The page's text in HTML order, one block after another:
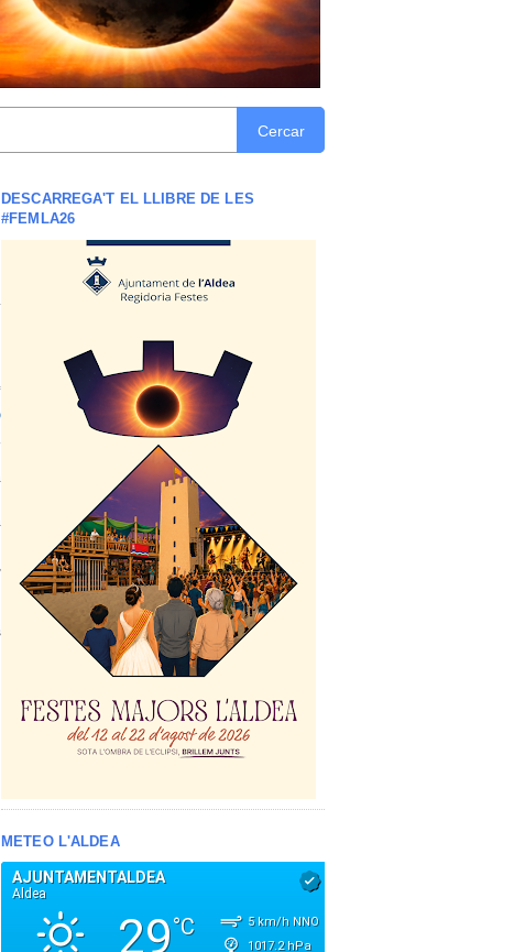
Cercar
DESCARREGA'T EL LLIBRE DE LES
#FEMLA26
METEO L'ALDEA